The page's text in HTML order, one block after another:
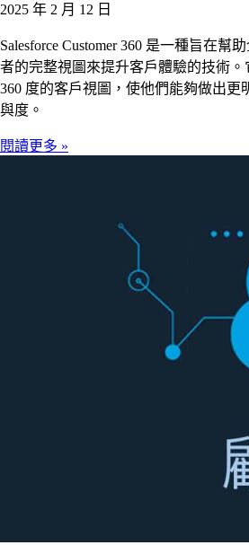
2025 年 2 月 12 日
Salesforce Customer 360 是一種旨在幫
者的完整視圖來提升客戶體驗的技術。
360 度的客戶視圖，使他們能夠做出更
與度。
閱讀更多 »